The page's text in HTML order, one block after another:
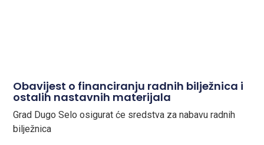
Obavijest o financiranju radnih bilježnica i
ostalih nastavnih materijala
Grad Dugo Selo osigurat će sredstva za nabavu radnih
bilježnica